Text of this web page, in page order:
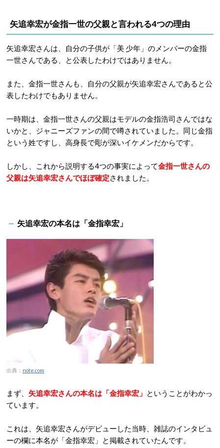
矢追幸宏が金指一世の父親と言われる4つの理由
矢追幸宏さんは、自分の子供が「美 少年」のメンバーの金指
一世さんである、と公表したわけではありません。
また、金指一世さんも、自分の父親が矢追幸宏さんであると公
表したわけでもありません。
一時期は、金指一世さんの父親はモデルの金指浩司さんではな
いかと、ジャニーズファンの間で噂されていました。同じ金指
という姓ですし、高身長で彫が深いイケメンだからです。
しかし、これから説明する4つの事実によって金指一世さんの
父親は矢追幸宏さんでほぼ確定されました。
矢追幸宏の本名は「金指幸宏」
出典： note.com
まず、 矢追幸宏さんの本名は「金指幸宏」 ということがわかっ
ています。
これは、矢追幸宏さんがデビューした当時、雑誌のインタビュ
ーの欄に本名が「金指幸宏」と掲載されていたんです。